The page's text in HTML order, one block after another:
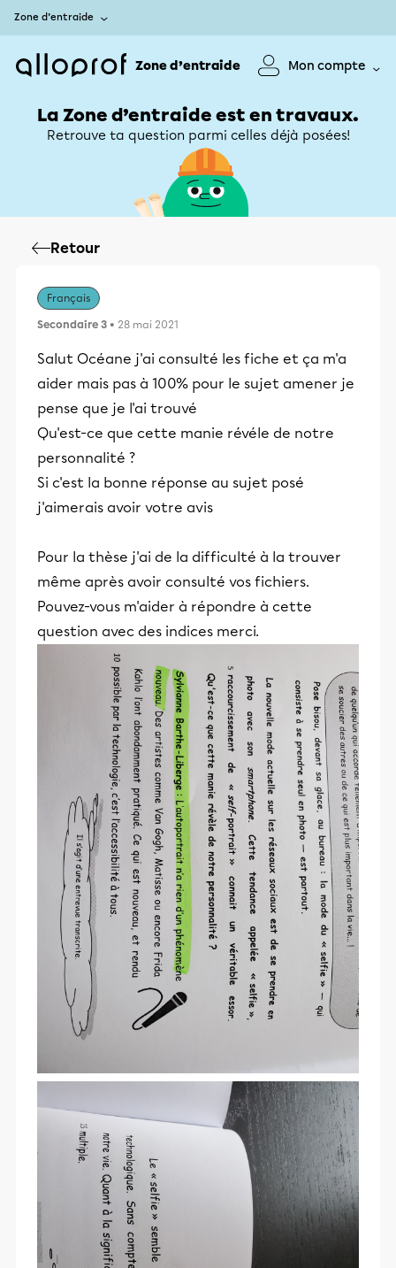
Zone d’entraide
Zone d’entraide Mon compte
La Zone d’entraide est en travaux.
Retrouve ta question parmi celles déjà posées!
Retour
Français
Secondaire 3 • 28 mai 2021
Salut Océane j'ai consulté les fiche et ça m'a
aider mais pas à 100% pour le sujet amener je
pense que je l'ai trouvé
Qu'est-ce que cette manie révéle de notre
personnalité ?
Si c'est la bonne réponse au sujet posé
j'aimerais avoir votre avis
Pour la thèse j'ai de la difficulté à la trouver
même après avoir consulté vos fichiers.
Pouvez-vous m'aider à répondre à cette
question avec des indices merci.